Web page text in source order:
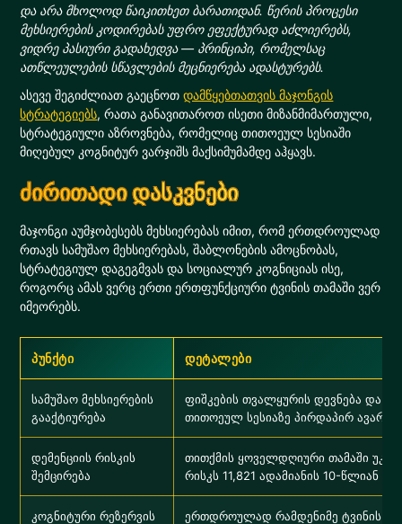
და არა მხოლოდ წაიკითხეთ ბარათიდან. წერის პროცესი
მეხსიერების კოდირებას უფრო ეფექტურად აძლიერებს,
ვიდრე პასიური გადახედვა — პრინციპი, რომელსაც
ათწლეულების სწავლების მეცნიერება ადასტურებს.
ასევე შეგიძლიათ გაეცნოთდამწყებთათვის მაჯონგის
სტრატეგიებს, რათა განავითაროთ ისეთი მიზანმიმართული,
სტრატეგიული აზროვნება, რომელიც თითოეულ სესიაში
მიღებულ კოგნიტურ ვარჯიშს მაქსიმუმამდე აჰყავს.
ძირითადი დასკვნები
მაჯონგი აუმჯობესებს მეხსიერებას იმით, რომ ერთდროულად
რთავს სამუშაო მეხსიერებას, შაბლონების ამოცნობას,
სტრატეგიულ დაგეგმვას და სოციალურ კოგნიციას ისე,
როგორც ამას ვერც ერთი ერთფუნქციური ტვინის თამაში ვერ
იმეორებს.
პუნქტი დეტალები
სამუშაო მეხსიერების
გააქტიურება
ფიშკების თვალყურის დევნება და
თითოეულ სესიაზე პირდაპირ
დემენციის რისკის
შემცირება
თითქმის ყოველდღიური თამაში
რისკს 11,821 ადამიანის 10-წლიან
კოგნიტური რეზერვის
ერთდროულად რამდენიმე ტვინის